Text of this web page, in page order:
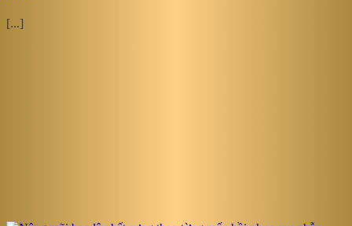
[...]